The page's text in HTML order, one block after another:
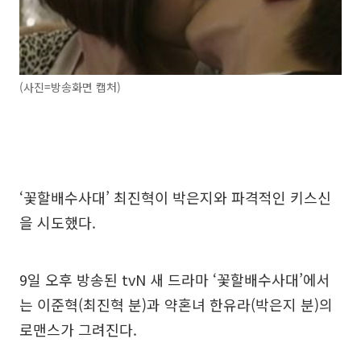
(사진=방송화면 캡처)
‘꽃할배수사대’ 최진혁이 박은지와 파격적인 키스신
을 시도했다.
9일 오후 방송된 tvN 새 드라마 ‘꽃할배수사대’에서
는 이준혁(최진혁 분)과 약혼녀 한유라(박은지 분)의
로맨스가 그려진다.